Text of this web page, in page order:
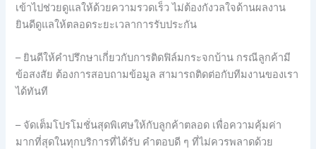
เข้าไปช่วยดูแลให้ด้วยความรวดเร็ว ไม่ต้องกังวลใจด้านผลงาน
ยินดีดูแลให้ตลอดระยะเวลาการรับประกัน
– ยินดีให้คำปรึกษาเกี่ยวกับการติดฟิล์มกระจกบ้าน กรณีลูกค้ามี
ข้อสงสัย ต้องการสอบถามข้อมูล สามารถติดต่อกับทีมงานของเรา
ได้ทันที
– จัดเต็มโปรโมชั่นสุดพิเศษให้กับลูกค้าตลอด เพื่อความคุ้มค่า
มากที่สุดในทุกบริการที่ได้รับ คำตอบดี ๆ ที่ไม่ควรพลาดด้วย